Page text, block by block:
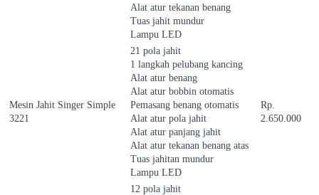
Alat atur tekanan benang
Tuas jahit mundur
Lampu LED
Mesin Jahit Singer Simple
3221
21 pola jahit
1 langkah pelubang kancing
Alat atur benang
Alat atur bobbin otomatis
Pemasang benang otomatis
Alat atur pola jahit
Alat atur panjang jahit
Alat atur tekanan benang atas
Tuas jahitan mundur
Lampu LED
Rp.
2.650.000
12 pola jahit